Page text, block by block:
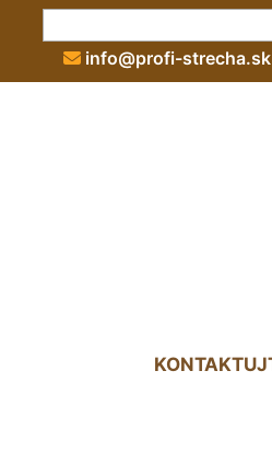
info@profi-strecha.sk